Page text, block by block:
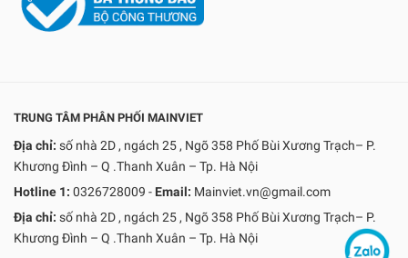
TRUNG TÂM PHÂN PHỐI MAINVIET
Địa chỉ: số nhà 2D , ngách 25 , Ngõ 358 Phố Bùi Xương Trạch– P.
Khương Đình – Q .Thanh Xuân – Tp. Hà Nội
Hotline 1: 0326728009 - Email: Mainviet.vn@gmail.com
Địa chỉ: số nhà 2D , ngách 25 , Ngõ 358 Phố Bùi Xương Trạch– P.
Khương Đình – Q .Thanh Xuân – Tp. Hà Nội